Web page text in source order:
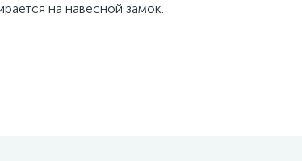
на навесной замок.